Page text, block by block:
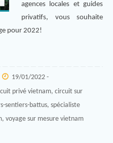
agences locales et guides
privatifs, vous souhaite
pour 2022!
19/01/2022 -
privé vietnam, circuit sur
sentiers-battus, spécialiste
, voyage sur mesure vietnam